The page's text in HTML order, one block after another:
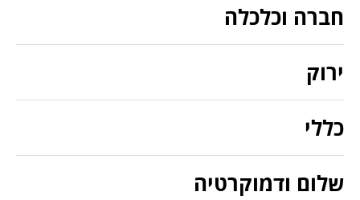
חברה וכלכלה
ירוק
כללי
שלום ודמוקרטיה